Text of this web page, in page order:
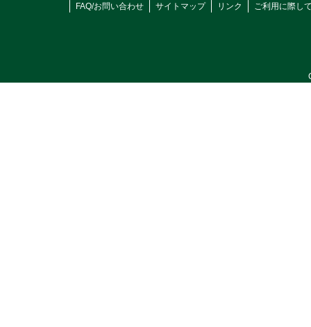
FAQ/お問い合わせ
サイトマップ リンク ご利用に際し